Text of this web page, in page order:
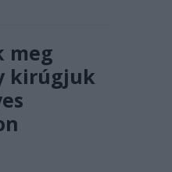
meg
kirúgjuk